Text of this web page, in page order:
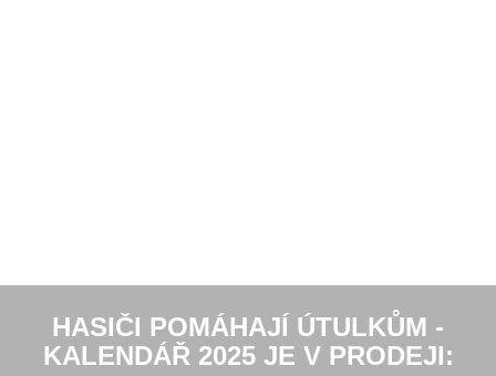
HASIČI POMÁHAJÍ ÚTULKŮM -
KALENDÁŘ 2025 JE V PRODEJI: